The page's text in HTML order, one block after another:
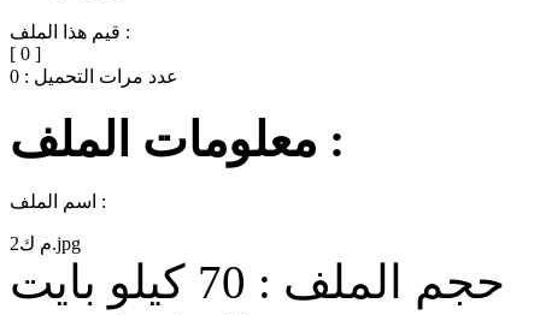
قيم هذا الملف :
[ 0 ]
عدد مرات التحميل : 0
معلومات الملف :
اسم الملف :
م ك2.jpg
حجم الملف : 70 كيلو بايت